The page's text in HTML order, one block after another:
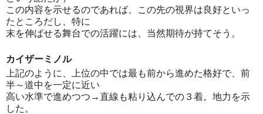
この内容を示せるのであれば、この先の視界は良好といっ
たところだし、特に
末を伸ばせる舞台での活躍には、当然期待が持てそう。
カイザーミノル
上記のように、上位の中では最も前から進めた格好で、前
半～道中を一定に近い
高い水準で進めつつ→直線も粘り込んでの３着。地力を示
した。